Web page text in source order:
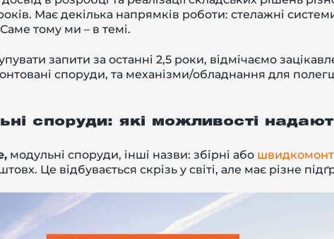
Має декілька напрямків роботи: стелажні
тому ми – в темі.
запити за останні 2,5 роки, відмічаємо
споруди, та механізми/обладнання для
споруди: які можливості
модульні споруди, інші назви: збірні або
Це відбувається скрізь у світі, але має різне